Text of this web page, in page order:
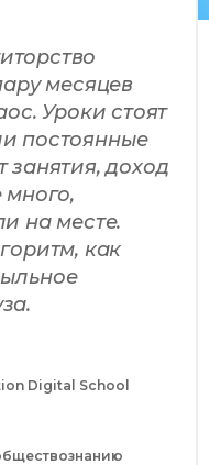
месяцев
Уроки стоят
постоянные
занятия, доход
много,
на месте.
как
Digital School